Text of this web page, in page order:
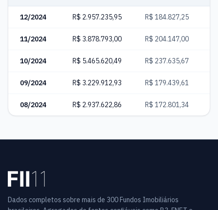
12/2024 R$ 2.957.235,95 R$ 184.827,25
11/2024 R$ 3.878.793,00 R$ 204.147,00
10/2024 R$ 5.465.620,49 R$ 237.635,67
09/2024 R$ 3.229.912,93 R$ 179.439,61
08/2024 R$ 2.937.622,86 R$ 172.801,34
Dados completos sobre mais de 300 Fundos Imobiliários